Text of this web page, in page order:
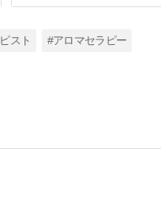
スト #アロマセラピー